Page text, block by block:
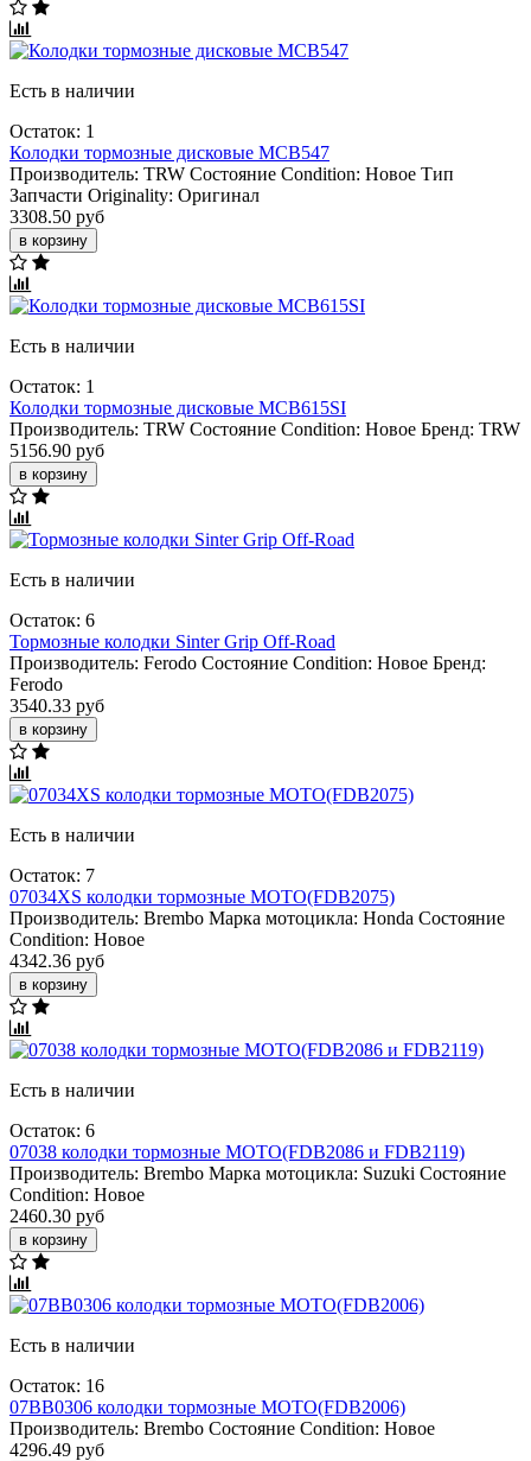
Есть в наличии
Остаток: 1
Колодки тормозные дисковые MCB547
Производитель: TRW Состояние Condition: Новое Тип
Запчасти Originality: Оригинал
3308.50 руб
в корзину
Есть в наличии
Остаток: 1
Колодки тормозные дисковые MCB615SI
Производитель: TRW Состояние Condition: Новое Бренд: TRW
5156.90 руб
в корзину
Есть в наличии
Остаток: 6
Тормозные колодки Sinter Grip Off-Road
Производитель: Ferodo Состояние Condition: Новое Бренд:
Ferodo
3540.33 руб
в корзину
Есть в наличии
Остаток: 7
07034XS колодки тормозные МОТО(FDB2075)
Производитель: Brembo Марка мотоцикла: Honda Состояние
Condition: Новое
4342.36 руб
в корзину
Есть в наличии
Остаток: 6
07038 колодки тормозные МОТО(FDB2086 и FDB2119)
Производитель: Brembo Марка мотоцикла: Suzuki Состояние
Condition: Новое
2460.30 руб
в корзину
Есть в наличии
Остаток: 16
07BB0306 колодки тормозные МОТО(FDB2006)
Производитель: Brembo Состояние Condition: Новое
4296.49 руб